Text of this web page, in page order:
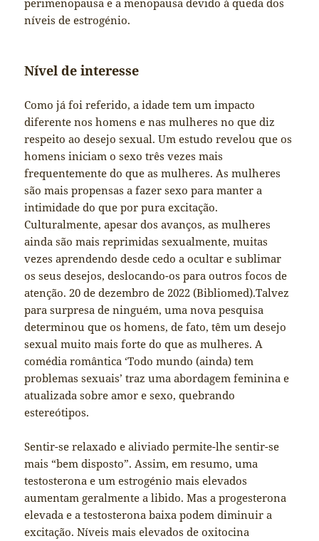
perimenopausa e a menopausa devido à queda dos
níveis de estrogénio.
Nível de interesse
Como já foi referido, a idade tem um impacto
diferente nos homens e nas mulheres no que diz
respeito ao desejo sexual. Um estudo revelou que os
homens iniciam o sexo três vezes mais
frequentemente do que as mulheres. As mulheres
são mais propensas a fazer sexo para manter a
intimidade do que por pura excitação.
Culturalmente, apesar dos avanços, as mulheres
ainda são mais reprimidas sexualmente, muitas
vezes aprendendo desde cedo a ocultar e sublimar
os seus desejos, deslocando-os para outros focos de
atenção. 20 de dezembro de 2022 (Bibliomed).Talvez
para surpresa de ninguém, uma nova pesquisa
determinou que os homens, de fato, têm um desejo
sexual muito mais forte do que as mulheres. A
comédia romântica ‘Todo mundo (ainda) tem
problemas sexuais’ traz uma abordagem feminina e
atualizada sobre amor e sexo, quebrando
estereótipos.
Sentir-se relaxado e aliviado permite-lhe sentir-se
mais “bem disposto”. Assim, em resumo, uma
testosterona e um estrogénio mais elevados
aumentam geralmente a libido. Mas a progesterona
elevada e a testosterona baixa podem diminuir a
excitação. Níveis mais elevados de oxitocina